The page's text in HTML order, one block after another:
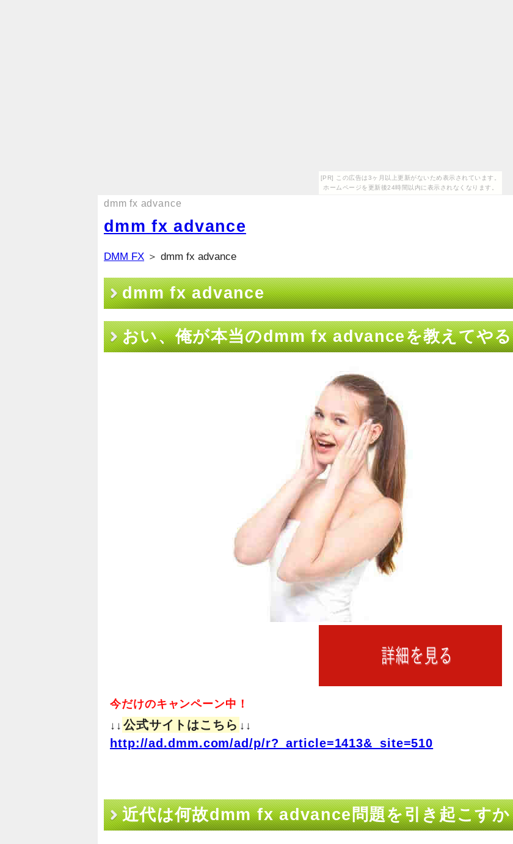
[PR] この広告は3ヶ月以上更新がないため表示されています。
ホームページを更新後24時間以内に表示されなくなります。
dmm fx advance
dmm fx advance
DMM FX ＞ dmm fx advance
dmm fx advance
おい、俺が本当のdmm fx advanceを教えてやる
今だけのキャンペーン中！
↓↓ 公式サイトはこちら ↓↓
http://ad.dmm.com/ad/p/r?_article=1413&_site=510
近代は何故dmm fx advance問題を引き起こすか